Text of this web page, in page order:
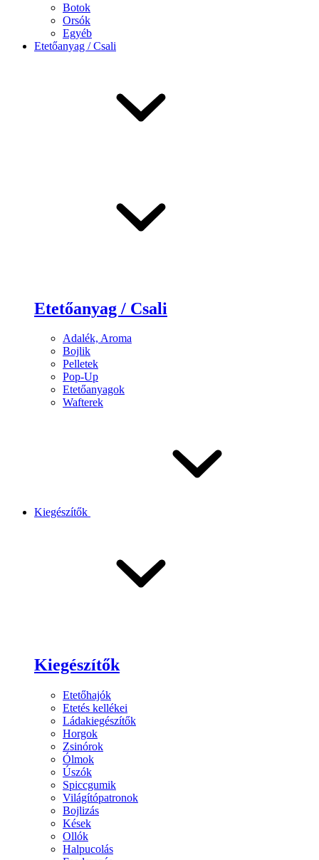
Botok
Orsók
Egyéb
Etetőanyag / Csali
Etetőanyag / Csali
Adalék, Aroma
Bojlik
Pelletek
Pop-Up
Etetőanyagok
Wafterek
Kiegészítők
Kiegészítők
Etetőhajók
Etetés kellékei
Ládakiegészítők
Horgok
Zsinórok
Ólmok
Úszók
Spiccgumik
Világítópatronok
Bojlizás
Kések
Ollók
Halpucolás